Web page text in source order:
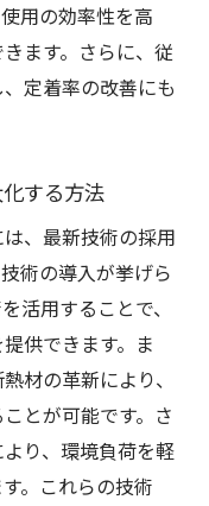
用の効率性を高
ます。さらに、従
定着率の改善にも
する方法
、最新技術の採用
術の導入が挙げら
活用することで、
供できます。ま
材の革新により、
とが可能です。さ
り、環境負荷を軽
。これらの技術